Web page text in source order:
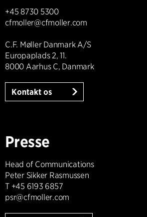
+45 8730 5300
cfmoller@cfmoller.com
C.F. Møller Danmark A/S
Europaplads 2, 11.
8000 Aarhus C, Danmark
Kontakt os
Presse
Head of Communications
Peter Sikker Rasmussen
T +45 6193 6857
psr@cfmoller.com